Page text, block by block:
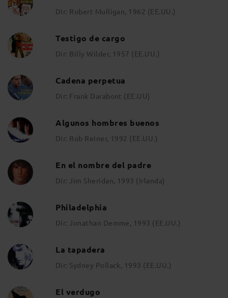
Dir: Robert Mulligan, 1962 (EE.UU.)
Testigo de cargo
Dir: Billy Wilder, 1957 (EE.UU.)
Cadena perpetua
Dir: Frank Darabont (EE.UU)
Algunos hombres buenos
Dir: Rob Reiner, 1992 (EE.UU.)
En el nombre del padre
Dir: Jim Sheridan, 1993 (Irlanda)
Philadelphia
Dir: Jonathan Demme, 1993 (EE.UU.)
La tapadera
Dir: Sydney Pollack, 1993 (EE.UU.)
El verdugo